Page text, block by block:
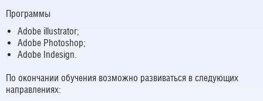
Программы
Adobe illustrator;
Adobe Photoshop;
Adobe Indesign.
По окончании обучения возможно развиваться в следующих
направлениях: